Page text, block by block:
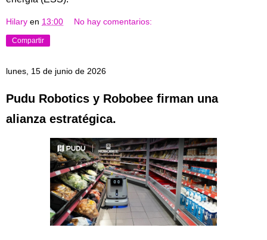
Hilary en 13:00 No hay comentarios:
Compartir
lunes, 15 de junio de 2026
Pudu Robotics y Robobee firman una
alianza estratégica.